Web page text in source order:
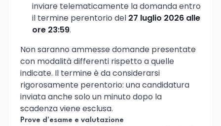
inviare telematicamente la domanda entro
il termine perentorio del 27 luglio 2026 alle
ore 23:59.
Non saranno ammesse domande presentate
con modalità differenti rispetto a quelle
indicate. Il termine è da considerarsi
rigorosamente perentorio: una candidatura
inviata anche solo un minuto dopo la
scadenza viene esclusa.
Prove d'esame e valutazione